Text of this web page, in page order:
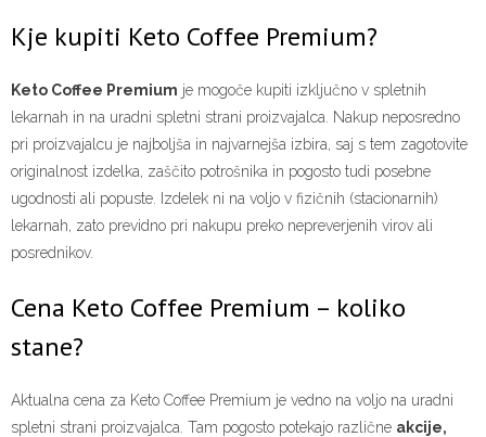
Kje kupiti Keto Coffee Premium?
Keto Coffee Premium je mogoče kupiti izključno v spletnih
lekarnah in na uradni spletni strani proizvajalca. Nakup neposredno
pri proizvajalcu je najboljša in najvarnejša izbira, saj s tem zagotovite
originalnost izdelka, zaščito potrošnika in pogosto tudi posebne
ugodnosti ali popuste. Izdelek ni na voljo v fizičnih (stacionarnih)
lekarnah, zato previdno pri nakupu preko nepreverjenih virov ali
posrednikov.
Cena Keto Coffee Premium – koliko
stane?
Aktualna cena za Keto Coffee Premium je vedno na voljo na uradni
spletni strani proizvajalca. Tam pogosto potekajo različne akcije,